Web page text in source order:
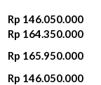
Rp 146.050.000
Rp 164.350.000
Rp 165.950.000
Rp 146.050.000